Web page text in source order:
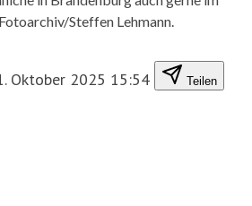
Steffen Lehmann.
Oktober 2025 15:54 Teilen